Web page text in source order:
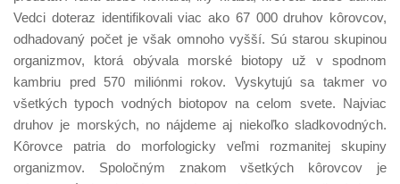
Vedci doteraz identifikovali viac ako 67 000 druhov kôrovcov,
odhadovaný počet je však omnoho vyšší. Sú starou skupinou
organizmov, ktorá obývala morské biotopy už v spodnom
kambriu pred 570 miliónmi rokov. Vyskytujú sa takmer vo
všetkých typoch vodných biotopov na celom svete. Najviac
druhov je morských, no nájdeme aj niekoľko sladkovodných.
Kôrovce patria do morfologicky veľmi rozmanitej skupiny
organizmov. Spoločným znakom všetkých kôrovcov je